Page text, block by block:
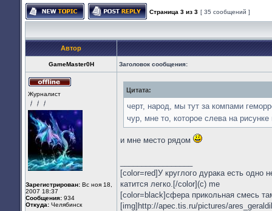
Начать новую тему Ответить на тему
Страница 3 из 3 [ 35 сообщений ]
Автор
GameMaster0H Заголовок сообщения:
Журналист
Зарегистрирован: Вс ноя 18,
2007 18:37
Сообщения: 934
Откуда: Челябинск
Цитата:
черт, народ, мы тут за компами
чур, мне то, которое слева на
и мне место рядом
[color=red]У круглого дурака есть одно
катится легко.[/color](c) me
[color=black]сфера прикольная смесь
[img]http://apec.tis.ru/pictures/